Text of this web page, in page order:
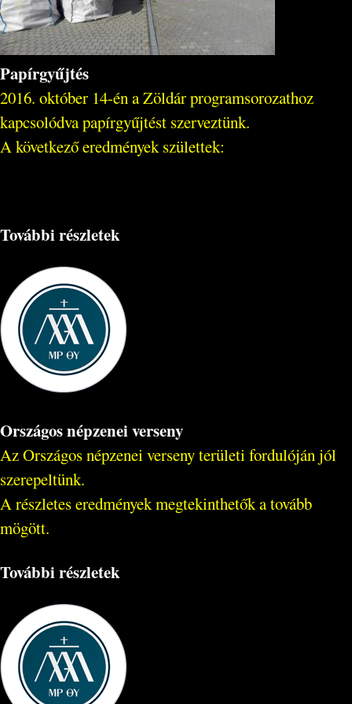
Papírgyűjtés
2016. október 14-én a Zöldár programsorozathoz
kapcsolódva papírgyűjtést szerveztünk.
A következő eredmények születtek:
További részletek
Országos népzenei verseny
Az Országos népzenei verseny területi fordulóján jól
szerepeltünk.
A részletes eredmények megtekinthetők a tovább
mögött.
További részletek